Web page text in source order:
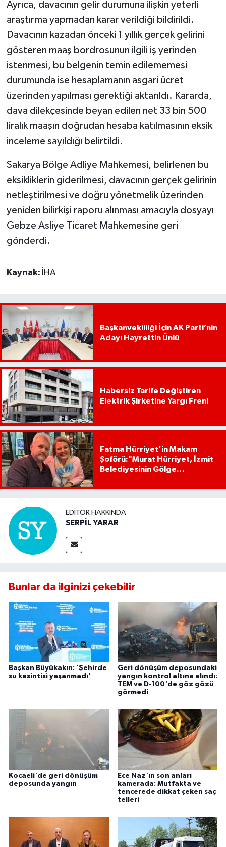
Ayrıca, davacının gelir durumuna ilişkin yeterli
araştırma yapmadan karar verildiği bildirildi.
Davacının kazadan önceki 1 yıllık gerçek gelirini
gösteren maaş bordrosunun ilgili iş yerinden
istenmesi, bu belgenin temin edilememesi
durumunda ise hesaplamanın asgari ücret
üzerinden yapılması gerektiği aktarıldı. Kararda,
dava dilekçesinde beyan edilen net 33 bin 500
liralık maaşın doğrudan hesaba katılmasının eksik
inceleme sayıldığı belirtildi.
Sakarya Bölge Adliye Mahkemesi, belirlenen bu
eksikliklerin giderilmesi, davacının gerçek gelirinin
netleştirilmesi ve doğru yönetmelik üzerinden
yeniden bilirkişi raporu alınması amacıyla dosyayı
Gebze Asliye Ticaret Mahkemesine geri
gönderdi.
Kaynak: İHA
Başkanvekilliği İçin AK Parti’nin
Adayı Hayrettin Ünlü
Habersiz Tarife Değiştiren
Elektrik Şirketine Yargı Freni
Fatma Hürriyet'in Makam
Şoförü:"Murat Hürriyet, İzmit
Belediyesinin Gölge
EDITÖR HAKKINDA
SERPİL YARAR
Bunlar da ilginizi çekebilir
Başkan Büyükakın: 'Şehirde
su kesintisi yaşanmadı'
Geri dönüşüm deposundaki
yangın kontrol altına alındı:
TEM ve D-100'de göz gözü
görmedi
Kocaeli'de geri dönüşüm
deposunda yangın
Ece Naz'ın son anları
kamerada: Mutfakta ve
tencerede dikkat çeken saç
telleri